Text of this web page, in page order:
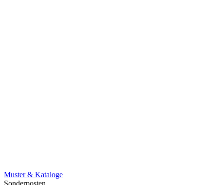
Muster & Kataloge
Sonderposten